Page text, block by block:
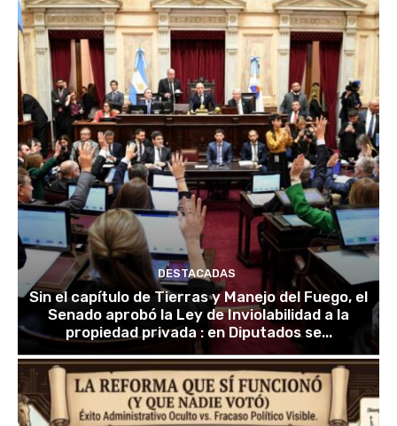
DESTACADAS
Sin el capítulo de Tierras y Manejo del Fuego, el
Senado aprobó la Ley de Inviolabilidad a la
propiedad privada : en Diputados se...